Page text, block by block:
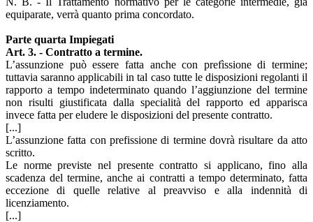
equiparate, verrà quanto prima concordato.
Parte quarta Impiegati
Art. 3. - Contratto a termine.
L’assunzione può essere fatta anche con prefìssione di termine;
tuttavia saranno applicabili in tal caso tutte le disposizioni regolanti il
rapporto a tempo indeterminato quando l’aggiunzione del termine
non risulti giustificata dalla specialità del rapporto ed apparisca
invece fatta per eludere le disposizioni del presente contratto.
[...]
L’assunzione fatta con prefissione di termine dovrà risultare da atto
scritto.
Le norme previste nel presente contratto si applicano, fino alla
scadenza del termine, anche ai contratti a tempo determinato, fatta
eccezione di quelle relative al preavviso e alla indennità di
licenziamento.
[...]